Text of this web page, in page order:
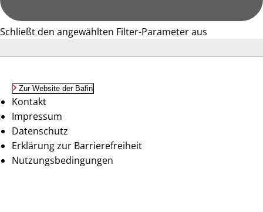
Schließt den angewählten Filter-Parameter aus
Zur Website der Bafin
Kontakt
Impressum
Datenschutz
Erklärung zur Barrierefreiheit
Nutzungsbedingungen